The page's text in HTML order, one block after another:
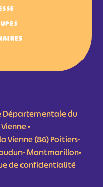
Départementale du
•
Vienne (86) Poitiers-
Montmorillon•
de confidentialité